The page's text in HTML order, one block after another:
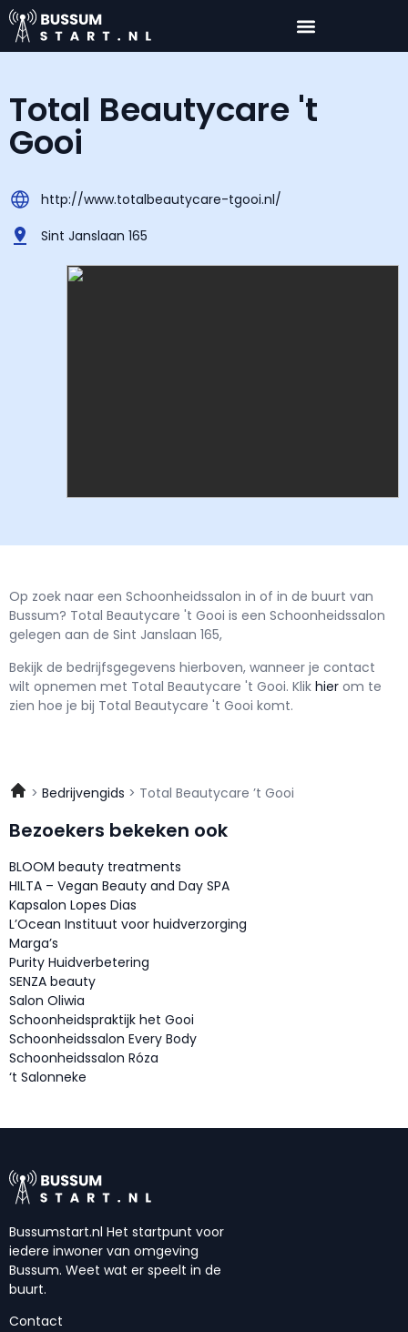
Total Beautycare 't
Gooi
http://www.totalbeautycare-tgooi.nl/
Sint Janslaan 165
Op zoek naar een Schoonheidssalon in of in de buurt van
Bussum? Total Beautycare 't Gooi is een Schoonheidssalon
gelegen aan de Sint Janslaan 165,
Bekijk de bedrijfsgegevens hierboven, wanneer je contact
wilt opnemen met Total Beautycare 't Gooi. Klik hier om te
zien hoe je bij Total Beautycare 't Gooi komt.
Bedrijvengids Total Beautycare ’t Gooi
Bezoekers bekeken ook
BLOOM beauty treatments
HILTA – Vegan Beauty and Day SPA
Kapsalon Lopes Dias
L’Ocean Instituut voor huidverzorging
Marga’s
Purity Huidverbetering
SENZA beauty
Salon Oliwia
Schoonheidspraktijk het Gooi
Schoonheidssalon Every Body
Schoonheidssalon Róza
‘t Salonneke
Bussumstart.nl Het startpunt voor
iedere inwoner van omgeving
Bussum. Weet wat er speelt in de
buurt.
Contact